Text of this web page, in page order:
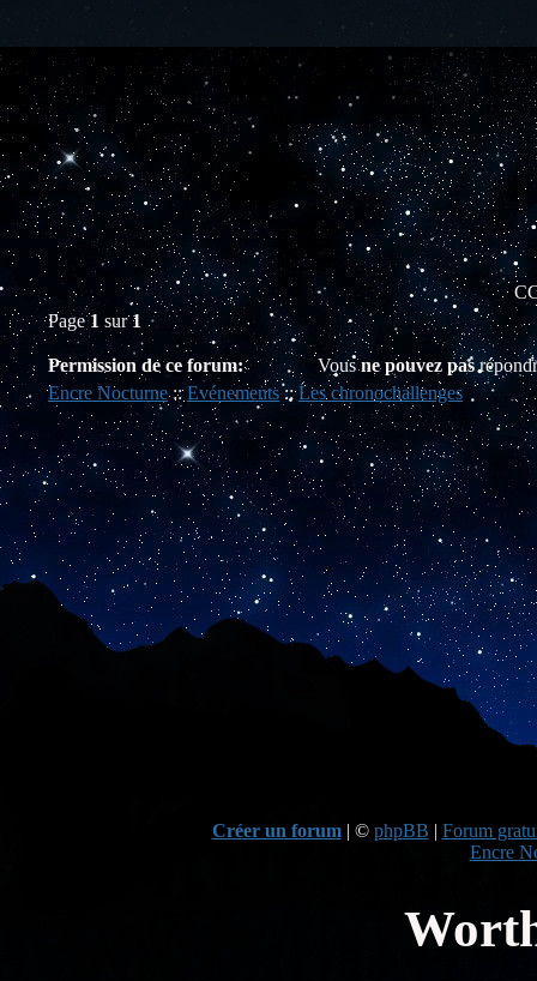
Page1 sur1
Permission de ce forum: Vousne pouvez pas
Encre Nocturne::Evénements::Les chronochallenges
Créer un forum| © phpBB | Forum
Encre